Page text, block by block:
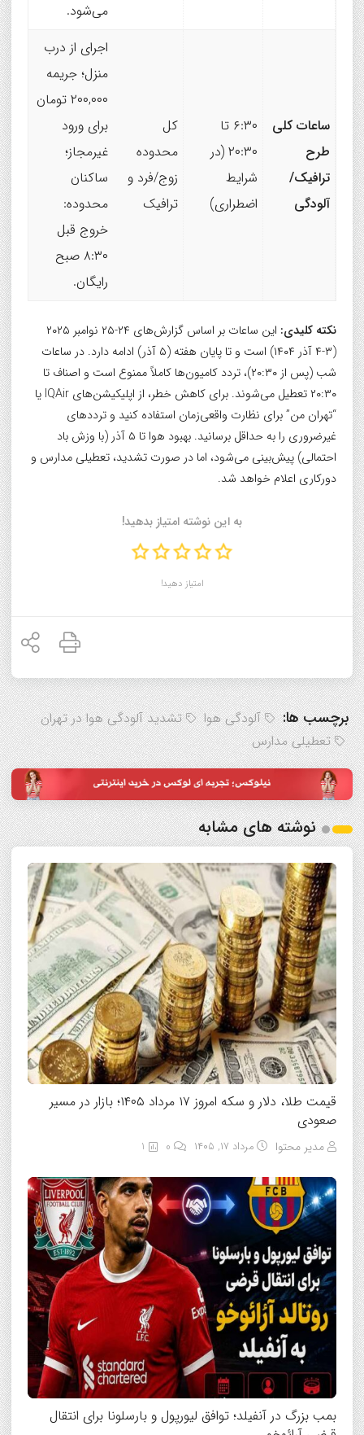
می‌شود.
ساعات کلی
طرح
ترافیک/
آلودگی
۶:۳۰ تا
۲۰:۳۰ (در
شرایط
اضطراری)
کل
محدوده
زوج/فرد و
ترافیک
اجرای از درب
منزل؛ جریمه
۲۰۰,۰۰۰ تومان
برای ورود
غیرمجاز؛
ساکنان
محدوده:
خروج قبل
۸:۳۰ صبح
رایگان.
نکته کلیدی:
این ساعات بر اساس گزارش‌های ۲۴-۲۵ نوامبر ۲۰۲۵
(۳-۴ آذر ۱۴۰۴) است و تا پایان هفته (۵ آذر) ادامه دارد. در ساعات
شب (پس از ۲۰:۳۰)، تردد کامیون‌ها کاملاً ممنوع است و اصناف تا
۲۰:۳۰ تعطیل می‌شوند. برای کاهش خطر، از اپلیکیشن‌های IQAir یا
“تهران من” برای نظارت واقعی‌زمان استفاده کنید و ترددهای
غیرضروری را به حداقل برسانید. بهبود هوا تا ۵ آذر (با وزش باد
احتمالی) پیش‌بینی می‌شود، اما در صورت تشدید، تعطیلی مدارس و
دورکاری اعلام خواهد شد.
به این نوشته امتیاز بدهید!
امتیاز دهید!
برچسب ها: آلودگی هوا
تشدید آلودگی هوا در تهران
تعطیلی مدارس
نوشته های مشابه
قیمت طلا، دلار و سکه امروز ۱۷ مرداد ۱۴۰۵؛ بازار در مسیر
صعودی
مدیر محتوا مرداد ۱۷, ۱۴۰۵ 1
بمب بزرگ در آنفیلد؛ توافق لیورپول و بارسلونا برای انتقال